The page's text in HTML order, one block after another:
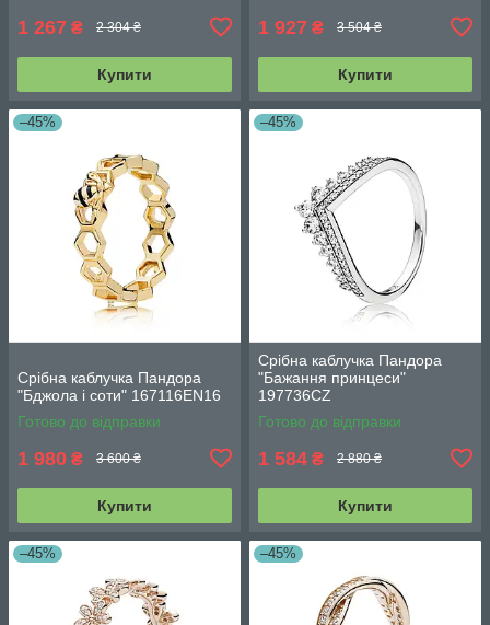
1 267 ₴ 2 304 ₴
Купити
1 927 ₴ 3 504 ₴
Купити
–45%
Срібна каблучка Пандора
"Бджола і соти" 167116EN16
Готово до відправки
1 980 ₴ 3 600 ₴
Купити
–45%
Срібна каблучка Пандора
"Бажання принцеси"
197736CZ
Готово до відправки
1 584 ₴ 2 880 ₴
Купити
–45% –45%